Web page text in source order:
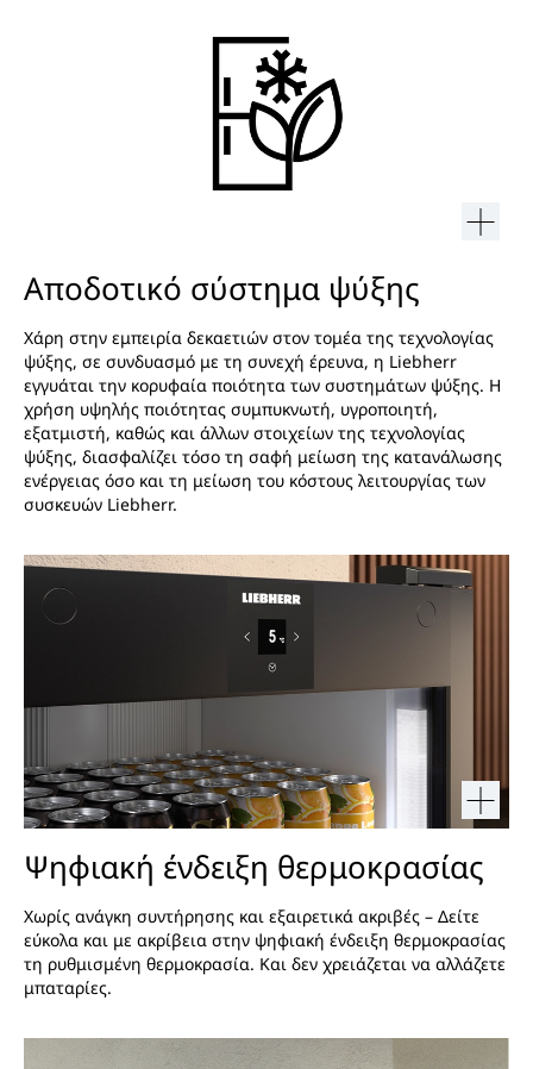
Αποδοτικό σύστημα ψύξης
Χάρη στην εμπειρία δεκαετιών στον τομέα της τεχνολογίας
ψύξης, σε συνδυασμό με τη συνεχή έρευνα, η Liebherr
εγγυάται την κορυφαία ποιότητα των συστημάτων ψύξης. Η
χρήση υψηλής ποιότητας συμπυκνωτή, υγροποιητή,
εξατμιστή, καθώς και άλλων στοιχείων της τεχνολογίας
ψύξης, διασφαλίζει τόσο τη σαφή μείωση της κατανάλωσης
ενέργειας όσο και τη μείωση του κόστους λειτουργίας των
συσκευών Liebherr.
Ψηφιακή ένδειξη θερμοκρασίας
Χωρίς ανάγκη συντήρησης και εξαιρετικά ακριβές – Δείτε
εύκολα και με ακρίβεια στην ψηφιακή ένδειξη θερμοκρασίας
τη ρυθμισμένη θερμοκρασία. Και δεν χρειάζεται να αλλάζετε
μπαταρίες.